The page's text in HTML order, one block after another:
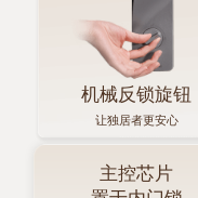
机械反锁旋钮
让独居者更安心
主控芯片